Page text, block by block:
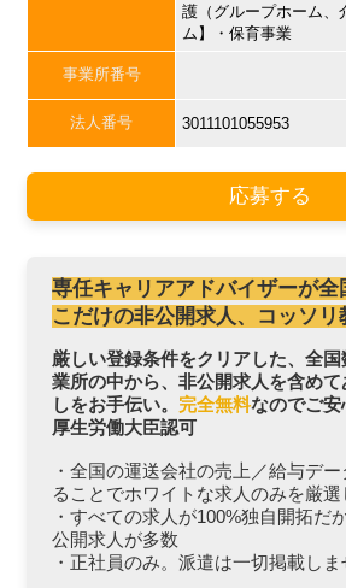
護（グループホーム、
ム】・保育事業
事業所番号
法人番号 3011101055953
応募する
専任キャリアアドバイザーが全
こだけの非公開求人、コッソリ
厳しい登録条件をクリアした、全
業所の中から、非公開求人を含め
しをお手伝い。 完全無料なのでご安
厚生労働大臣認可
・全国の運送会社の売上／給与デ
ることでホワイトな求人のみを厳選
・すべての求人が100%独自開拓だ
公開求人が多数
・正社員のみ。派遣は一切掲載しま